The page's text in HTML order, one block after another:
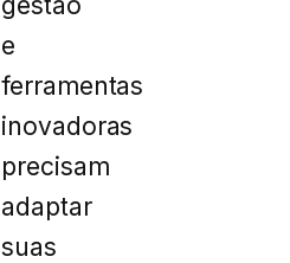
e
ferramentas
inovadoras
precisam
adaptar
suas